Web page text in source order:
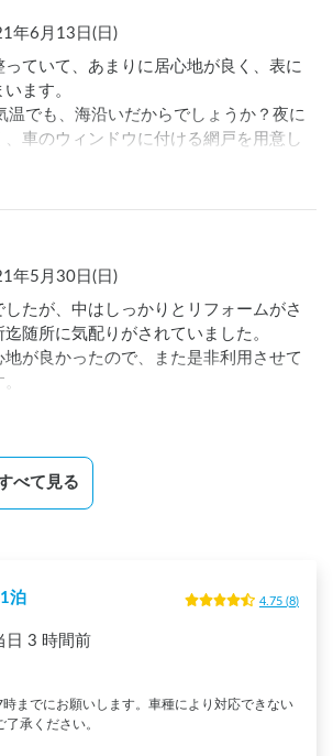
年6月13日(日)
ていて、あまりに居心地が良く、表に
ます。
温でも、海沿いだからでしょうか？夜に
車のウィンドウに付ける網戸を用意し
し開けるだけで快適に眠れたので網戸
、喧騒を忘れとても心地よかったで
散歩するのはとても清々しい気分になれ
年5月30日(日)
たが、中はしっかりとリフォームがさ
随所に気配りがされていました。
が良かったので、また是非利用させて
も近く、何よりビーチが近くてロケー
致します。有難うございました。
べて見る
1泊 4.75 (8)
日 3 時間前
までにお願いします。車種により対応できない
承ください。